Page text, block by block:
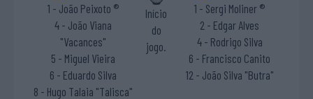
1 - João Peixoto ®
4 - João Viana
"Vacances"
5 - Miguel Vieira
6 - Eduardo Silva
8 - Hugo Talaia "Talisca"
Início
do
jogo.
1 - Sergi Moliner ®
2 - Edgar Alves
4 - Rodrigo Silva
6 - Francisco Canito
12 - João Silva "Butra"